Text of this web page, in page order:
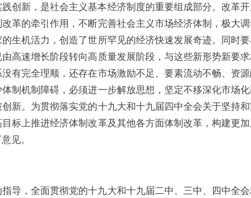
创新，是社会主义基本经济制度的重要组成部分。改革开
革的牵引作用，不断完善社会主义市场经济体制，极大
生机活力，创造了世所罕见的经济快速发展奇迹。同时要
高速增长阶段转向高质量发展阶段，与这些新形势新要求
有完全理顺，还存在市场激励不足、要素流动不畅、资
制机制障碍，必须进一步解放思想，坚定不移深化市场化
新。为贯彻落实党的十九大和十九届四中全会关于坚持
标上推进经济体制改革及其他各方面体制改革，构建更
见。
导，全面贯彻党的十九大和十九届二中、三中、四中全会